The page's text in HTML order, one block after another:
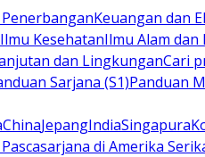
Keuangan dan
KesehatanIlmu Alam dan
dan LingkunganCari
Sarjana (S1)Panduan
ChinaJepangIndiaSingapura
di Amerika